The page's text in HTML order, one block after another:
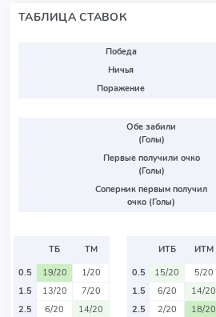
ТАБЛИЦА СТАВОК
Победа
Ничья
Поражение
Обе забили
(Голы)
Первые получили очко
(Голы)
Соперник первым получил
очко (Голы)
ТБ
ТМ
0.5
19/20
1/20
1.5
13/20
7/20
2.5
6/20
14/20
ИТБ
ИТМ
0.5
15/20
5/20
1.5
6/20
14/20
2.5
2/20
18/20